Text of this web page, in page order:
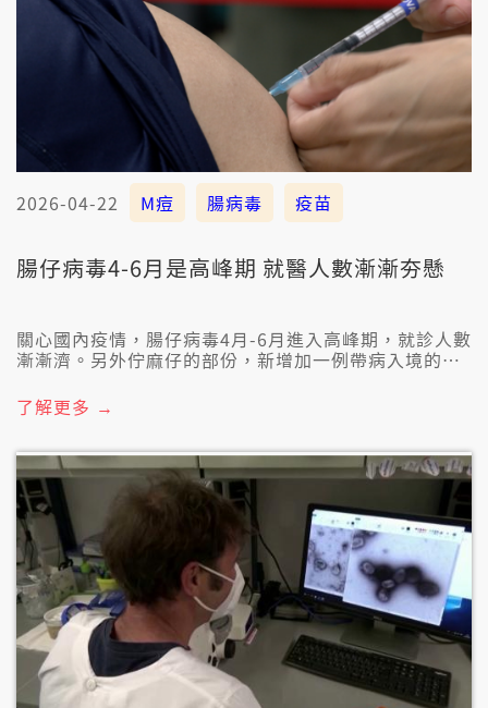
2026-04-22 M痘 腸病毒 疫苗
腸仔病毒4-6月是高峰期 就醫人數漸漸夯懸
關心國內疫情，腸仔病毒4月-6月進入高峰期，就診人數
漸漸濟。另外佇麻仔的部份，新增加一例帶病入境的外
若感染風險的人著緊注預防射，保護家己。
了解更多 →